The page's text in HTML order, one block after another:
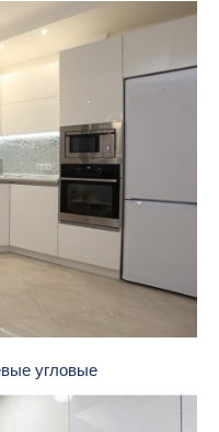
угловые